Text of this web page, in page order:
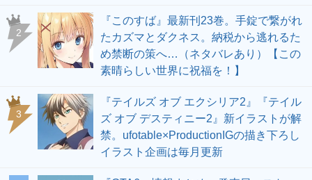
2
『このすば』最新刊23巻。手錠で繋がれ
たカズマとダクネス。納税から逃れるた
め禁断の策へ…（ネタバレあり）【この
素晴らしい世界に祝福を！】
3
『テイルズ オブ エクシリア2』『テイル
ズ オブ デスティニー2』新イラストが解
禁。ufotable×ProductionIGの描き下ろし
イラスト企画は毎月更新